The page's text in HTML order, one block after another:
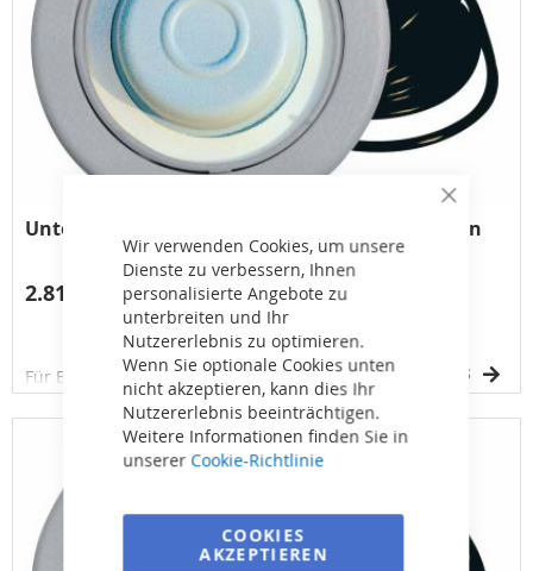
Close
Cookie
Bar
Wir verwenden Cookies, um unsere
Dienste zu verbessern, Ihnen
personalisierte Angebote zu
unterbreiten und Ihr
Nutzererlebnis zu optimieren.
Wenn Sie optionale Cookies unten
nicht akzeptieren, kann dies Ihr
Nutzererlebnis beeinträchtigen.
Weitere Informationen finden Sie in
unserer Cookie-Richtlinie
COOKIES
AKZEPTIEREN
Unterwasserspeaker-30W/8 Ohm - Blechrahmen
2.815,40 €
Für Betonbecken, Edelstahl. DETAILS